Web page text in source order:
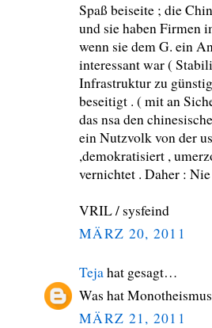
Spaß beiseite ; die
und sie haben Firmen
wenn sie dem G. ein
interessant war (
Infrastruktur zu
beseitigt . ( mit an
das nsa den
ein Nutzvolk von der
,demokratisiert ,
vernichtet . Daher :
VRIL / sysfeind
MÄRZ 20, 2011
Tejahat gesagt…
Was hat
MÄRZ 21, 2011